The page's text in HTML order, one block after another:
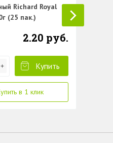
Richard Royal
(25 пак.)
2.20 руб.
Купить
в 1 клик